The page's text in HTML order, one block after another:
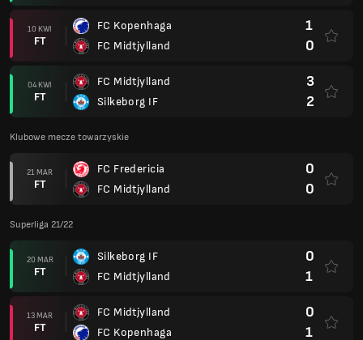
10 KWI
FT
FC Kopenhaga
FC Midtjylland
1
0
04 KWI
FT
FC Midtjylland
Silkeborg IF
3
2
Klubowe mecze towarzyskie
21 MAR
FT
FC Fredericia
FC Midtjylland
0
0
Superliga 21/22
20 MAR
FT
Silkeborg IF
FC Midtjylland
0
1
13 MAR
FT
FC Midtjylland
FC Kopenhaga
0
1